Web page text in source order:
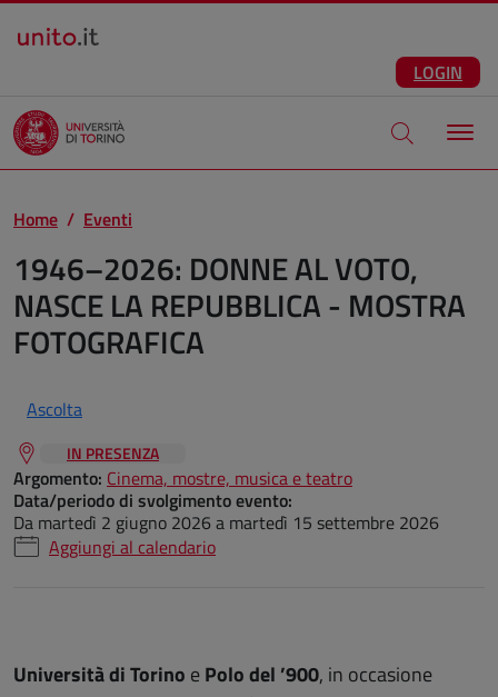
Salta al contenuto principale
LOGIN
Apri modale
Home Eventi
1946–2026: DONNE AL VOTO,
NASCE LA REPUBBLICA - MOSTRA
FOTOGRAFICA
Ascolta
IN PRESENZA
Argomento: Cinema, mostre, musica e teatro
Data/periodo di svolgimento evento:
Da martedì 2 giugno 2026a martedì 15 settembre 2026
Aggiungi al calendario
Università di Torino ePolo del ’900, in occasione